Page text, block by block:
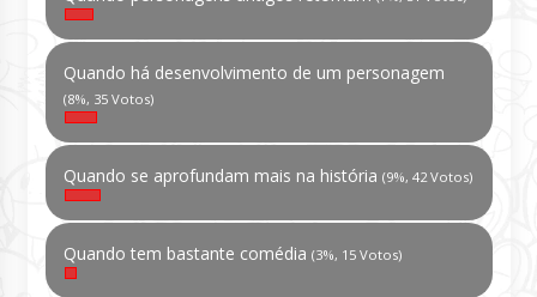
Quando há desenvolvimento de um personagem
(8%, 35 Votos)
Quando se aprofundam mais na história (9%, 42 Votos)
Quando tem bastante comédia (3%, 15 Votos)